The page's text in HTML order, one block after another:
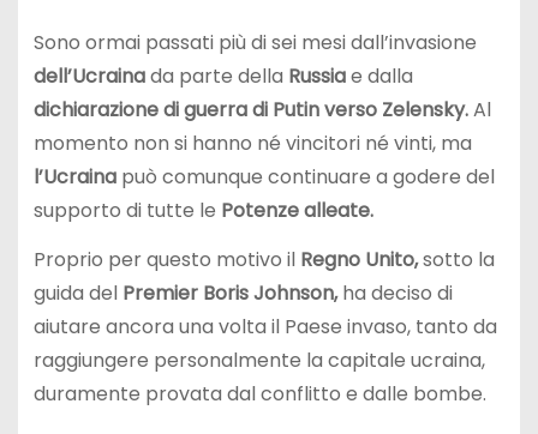
Sono ormai passati più di sei mesi dall’invasione
dell’Ucrainada parte della Russiae dalla
dichiarazione di guerra di Putin verso Zelensky.Al
momento non si hanno né vincitori né vinti, ma
l’Ucrainapuò comunque continuare a godere del
supporto di tutte le Potenze alleate.
Proprio per questo motivo il Regno Unito,sotto la
guida del Premier Boris Johnson,ha deciso di
aiutare ancora una volta il Paese invaso, tanto da
raggiungere personalmente la capitale ucraina,
duramente provata dal conflitto e dalle bombe.